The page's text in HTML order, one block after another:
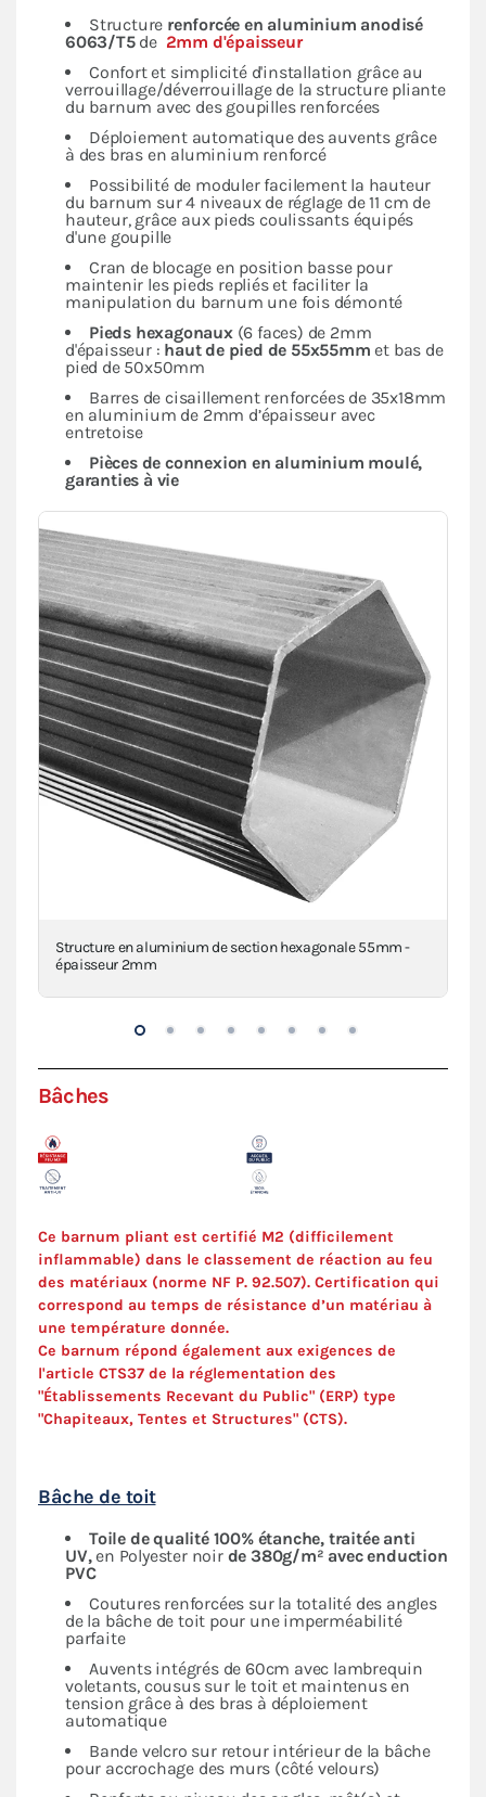
Structure renforcée en aluminium anodisé
6063/T5 de 2mm d'épaisseur
Confort et simplicité d'installation grâce au
verrouillage/déverrouillage de la structure pliante
du barnum avec des goupilles renforcées
Déploiement automatique des auvents grâce
à des bras en aluminium renforcé
Possibilité de moduler facilement la hauteur
du barnum sur 4 niveaux de réglage de 11 cm de
hauteur, grâce aux pieds coulissants équipés
d'une goupille
Cran de blocage en position basse pour
maintenir les pieds repliés et faciliter la
manipulation du barnum une fois démonté
Pieds hexagonaux (6 faces) de 2mm
d'épaisseur : haut de pied de 55x55mm et bas de
pied de 50x50mm
Barres de cisaillement renforcées de 35x18mm
en aluminium de 2mm d’épaisseur avec
entretoise
Pièces de connexion en aluminium moulé,
garanties à vie
Structure en aluminium de section hexagonale 55mm -
épaisseur 2mm
Bâches
Ce barnum pliant est certifié M2 (difficilement
inflammable) dans le classement de réaction au feu
des matériaux (norme NF P. 92.507). Certification qui
correspond au temps de résistance d’un matériau à
une température donnée.
Ce barnum répond également aux exigences de
l'article CTS37 de la réglementation des
"Établissements Recevant du Public" (ERP) type
"Chapiteaux, Tentes et Structures" (CTS).
Bâche de toit
Toile de qualité 100% étanche, traitée anti
UV,en Polyester noirde 380g/m² avec enduction
PVC
Coutures renforcées sur la totalité des angles
de la bâche de toit pour une imperméabilité
parfaite
Auvents intégrés de 60cm avec lambrequin
voletants, cousus sur le toit et maintenus en
tension grâce à des bras à déploiement
automatique
Bande velcro sur retour intérieur de la bâche
pour accrochage des murs (côté velours)